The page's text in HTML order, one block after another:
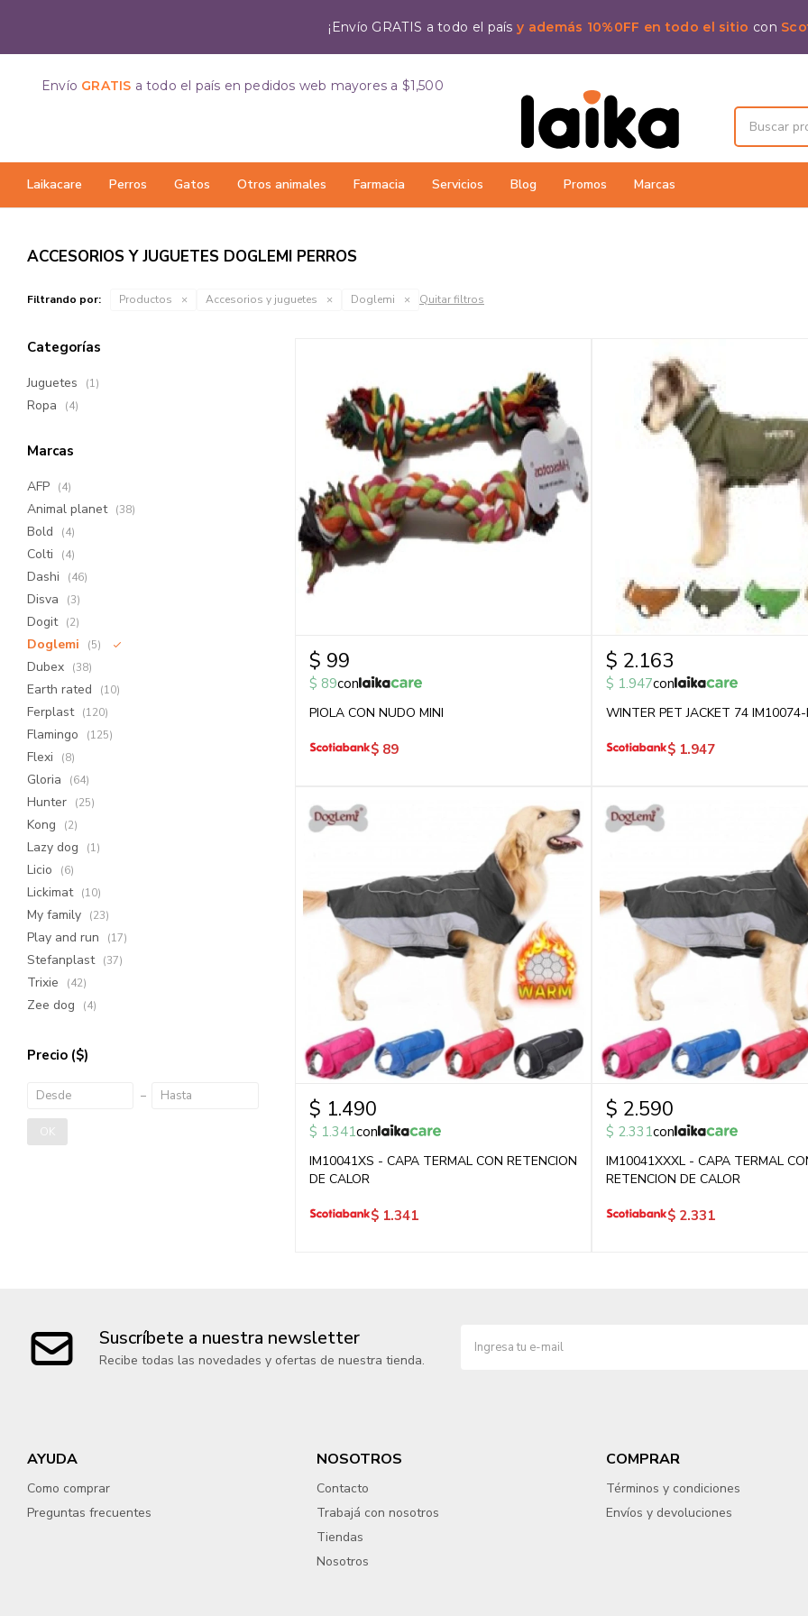
¡Envío GRATIS a todo el paísy además 10%0FF en todo el sitio con
Laikacare Perros Gatos Otros animales Farmacia Servicios Blog Promos Marcas
Envío GRATIS a todo el país en pedidos web mayores a $1,500
ACCESORIOS Y JUGUETES DOGLEMI PERROS
Filtrando por: Productos Accesorios y juguetes Doglemi Quitar filtros
$ 99
$ 89con
PIOLA CON NUDO MINI
$ 89
$ 2.163
$ 1.947con
WINTER PET JACKET 74
$ 1.947
$ 1.490
$ 1.341con
IM10041XS - CAPA TERMAL CON RETENCION
DE CALOR
$ 1.341
$ 2.590
$ 2.331con
IM10041XXXL - CAPA TERMAL
RETENCION DE CALOR
$ 2.331
Categorías
Juguetes (1)
Ropa (4)
Marcas
AFP (4)
Animal planet (38)
Bold (4)
Colti (4)
Dashi (46)
Disva (3)
Dogit (2)
Doglemi (5)
Dubex (38)
Earth rated (10)
Ferplast (120)
Flamingo (125)
Flexi (8)
Gloria (64)
Hunter (25)
Kong (2)
Lazy dog (1)
Licio (6)
Lickimat (10)
My family (23)
Play and run (17)
Stefanplast (37)
Trixie (42)
Zee dog (4)
Precio ($)
OK
Suscríbete a nuestra newsletter
Recibe todas las novedades y ofertas de nuestra tienda.
AYUDA
Como comprar
Preguntas frecuentes
NOSOTROS
Contacto
Trabajá con nosotros
Tiendas
Nosotros
COMPRAR
Términos y condiciones
Envíos y devoluciones